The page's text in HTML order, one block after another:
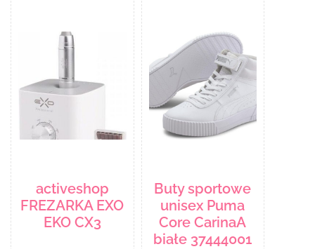
activeshop
FREZARKA EXO
EKO CX3
Buty sportowe
unisex Puma
Core CarinaA
białe 37444001